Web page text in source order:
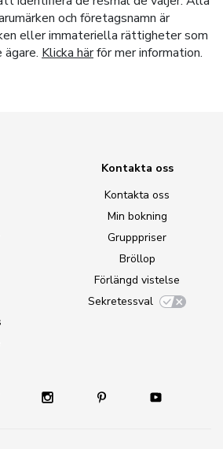
och företagsnamn är
eller immateriella rättigheter som
Klicka härför mer information.
Kontakta oss
Kontakta oss
Min bokning
Grupppriser
Bröllop
Förlängd vistelse
Sekretessval